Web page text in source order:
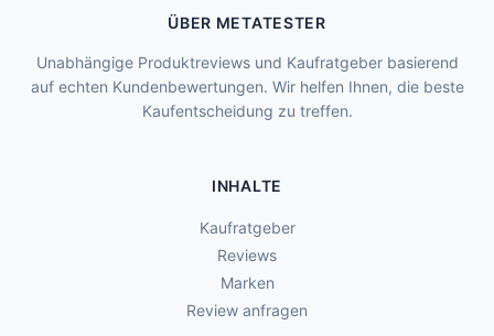
ÜBER METATESTER
Unabhängige Produktreviews und Kaufratgeber basierend
auf echten Kundenbewertungen. Wir helfen Ihnen, die beste
Kaufentscheidung zu treffen.
INHALTE
Kaufratgeber
Reviews
Marken
Review anfragen